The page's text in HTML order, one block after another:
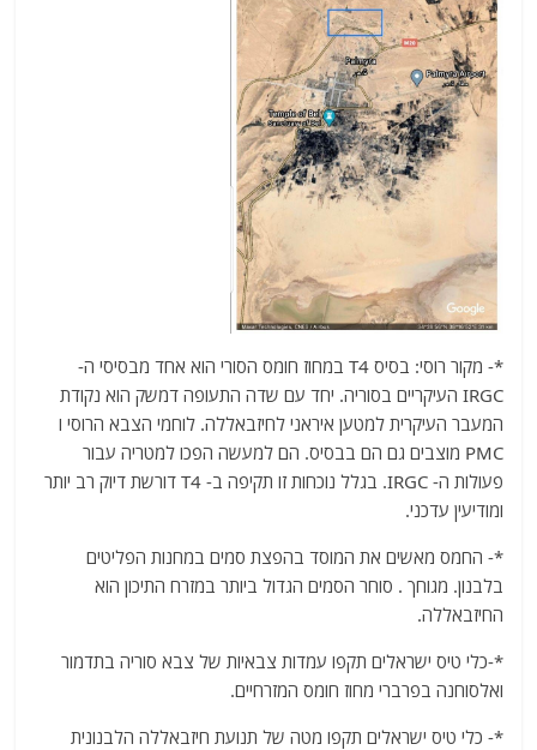
*- מקור רוסי: בסיס T4 במחוז חומס הסורי הוא אחד מבסיסי ה-
IRGC העיקריים בסוריה. יחד עם שדה התעופה דמשק הוא נקודת
המעבר העיקרית למטען איראני לחיזבאללה. לוחמי הצבא הרוסי ו
PMC מוצבים גם הם בבסיס. הם למעשה הפכו למטריה עבור
פעולות ה- IRGC. בגלל נוכחות זו תקיפה ב- T4 דורשת דיוק רב יותר
ומודיעין עדכני.
*- החמס מאשים את המוסד בהפצת סמים במחנות הפליטים
בלבנון. מגוחך . סוחר הסמים הגדול ביותר במזרח התיכון הוא
החיזבאללה.
*-כלי טיס ישראלים תקפו עמדות צבאיות של צבא סוריה בתדמור
ואלסוחנה בפרברי מחוז חומס המזרחיים.
*- כלי טיס ישראלים תקפו מטה של תנועת חיזבאללה הלבנונית